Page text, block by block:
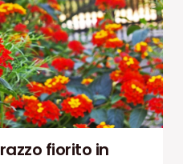
fiorito in